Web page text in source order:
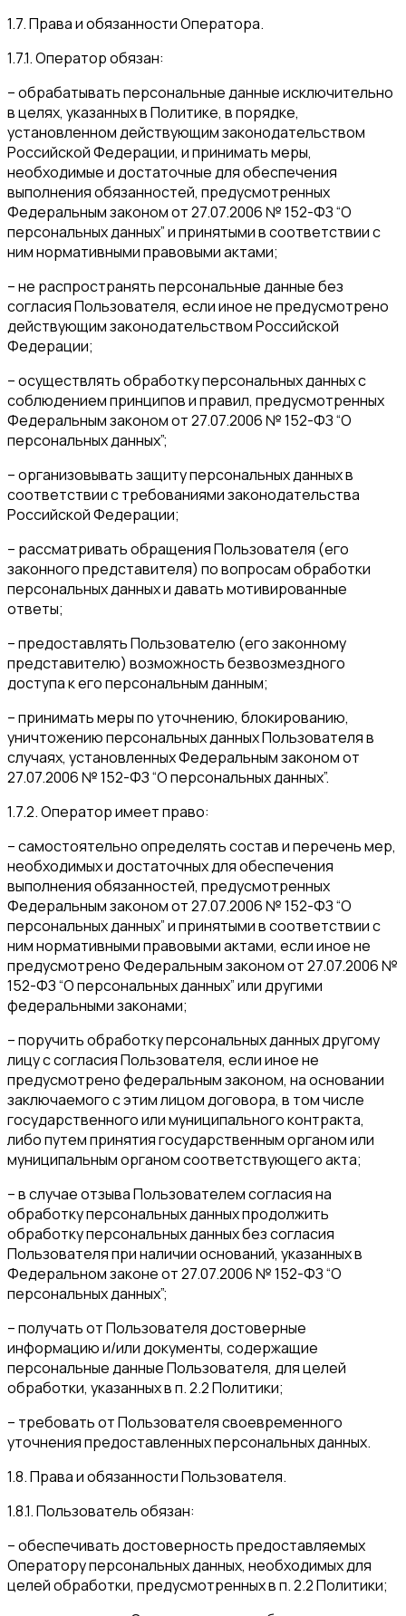
1.7. Права и обязанности Оператора.
1.7.1. Оператор обязан:
– обрабатывать персональные данные исключительно
в целях, указанных в Политике, в порядке,
установленном действующим законодательством
Российской Федерации, и принимать меры,
необходимые и достаточные для обеспечения
выполнения обязанностей, предусмотренных
Федеральным законом от 27.07.2006 № 152-ФЗ “О
персональных данных” и принятыми в соответствии с
ним нормативными правовыми актами;
– не распространять персональные данные без
согласия Пользователя, если иное не предусмотрено
действующим законодательством Российской
Федерации;
– осуществлять обработку персональных данных с
соблюдением принципов и правил, предусмотренных
Федеральным законом от 27.07.2006 № 152-ФЗ “О
персональных данных”;
– организовывать защиту персональных данных в
соответствии с требованиями законодательства
Российской Федерации;
– рассматривать обращения Пользователя (его
законного представителя) по вопросам обработки
персональных данных и давать мотивированные
ответы;
– предоставлять Пользователю (его законному
представителю) возможность безвозмездного
доступа к его персональным данным;
– принимать меры по уточнению, блокированию,
уничтожению персональных данных Пользователя в
случаях, установленных Федеральным законом от
27.07.2006 № 152-ФЗ “О персональных данных”.
1.7.2. Оператор имеет право:
– самостоятельно определять состав и перечень мер,
необходимых и достаточных для обеспечения
выполнения обязанностей, предусмотренных
Федеральным законом от 27.07.2006 № 152-ФЗ “О
персональных данных” и принятыми в соответствии с
ним нормативными правовыми актами, если иное не
предусмотрено Федеральным законом от 27.07.2006 №
152-ФЗ “О персональных данных” или другими
федеральными законами;
– поручить обработку персональных данных другому
лицу с согласия Пользователя, если иное не
предусмотрено федеральным законом, на основании
заключаемого с этим лицом договора, в том числе
государственного или муниципального контракта,
либо путем принятия государственным органом или
муниципальным органом соответствующего акта;
– в случае отзыва Пользователем согласия на
обработку персональных данных продолжить
обработку персональных данных без согласия
Пользователя при наличии оснований, указанных в
Федеральном законе от 27.07.2006 № 152-ФЗ “О
персональных данных”;
– получать от Пользователя достоверные
информацию и/или документы, содержащие
персональные данные Пользователя, для целей
обработки, указанных в п. 2.2 Политики;
– требовать от Пользователя своевременного
уточнения предоставленных персональных данных.
1.8. Права и обязанности Пользователя.
1.8.1. Пользователь обязан:
– обеспечивать достоверность предоставляемых
Оператору персональных данных, необходимых для
целей обработки, предусмотренных в п. 2.2 Политики;